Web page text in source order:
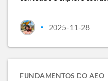
• 2025-11-28
FUNDAMENTOS DO AEO